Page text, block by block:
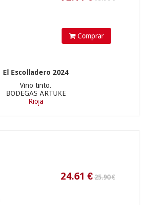
Comprar
El Escolladero 2024
Vino tinto.
BODEGAS ARTUKE
Rioja